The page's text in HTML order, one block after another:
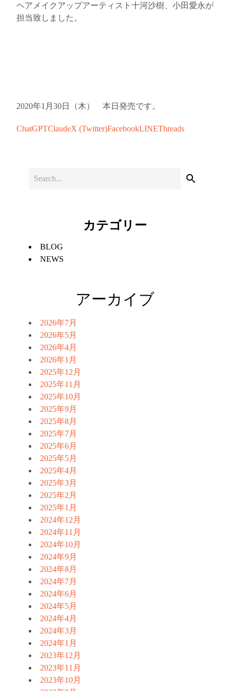
ヘアメイクアップアーティスト十河沙樹、小田愛永が
担当致しました。
2020年1月30日（木） 本日発売です。
ChatGPTClaudeX (Twitter)FacebookLINEThreads
カテゴリー
BLOG
NEWS
アーカイブ
2026年7月
2026年5月
2026年4月
2026年1月
2025年12月
2025年11月
2025年10月
2025年9月
2025年8月
2025年7月
2025年6月
2025年5月
2025年4月
2025年3月
2025年2月
2025年1月
2024年12月
2024年11月
2024年10月
2024年9月
2024年8月
2024年7月
2024年6月
2024年5月
2024年4月
2024年3月
2024年1月
2023年12月
2023年11月
2023年10月